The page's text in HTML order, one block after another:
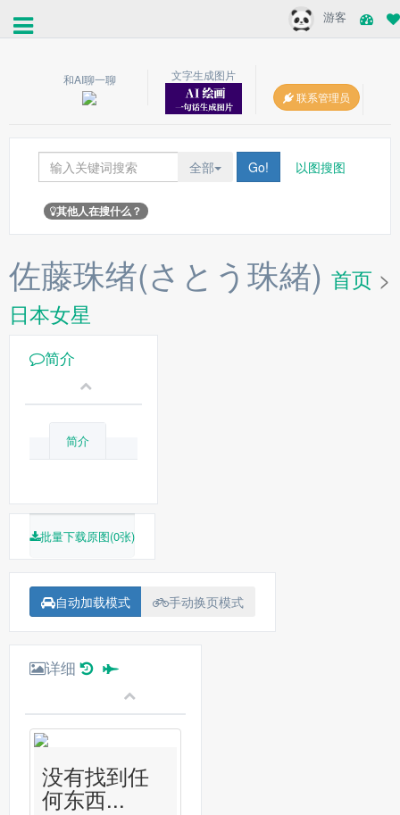
游客
和AI聊一聊
文字生成图片
联系管理员
全部 Go! 以图搜图
其他人在搜什么？
佐藤珠绪(さとう珠緒) 首页 >
日本女星
简介
简介
批量下载原图(0张)
自动加载模式 手动换页模式
详细
没有找到任
何东西...